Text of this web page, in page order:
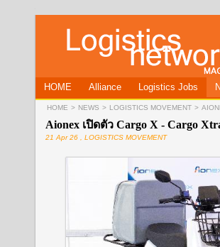
HOME Alliance Logistics Jobs
HOME > NEWS > LOGISTICS MOVEMENT >
Aionex เปิดตัว Cargo X - Cargo
21 Apr 26 , LOGISTICS MOVEMENT